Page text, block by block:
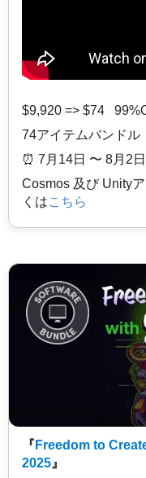
$9,920 => $74
74アイテムバンドル
⏰️ 7月14日 〜 8月2
Cosmos 及び Unity
くはこちら
『 Freedom to
2025 』